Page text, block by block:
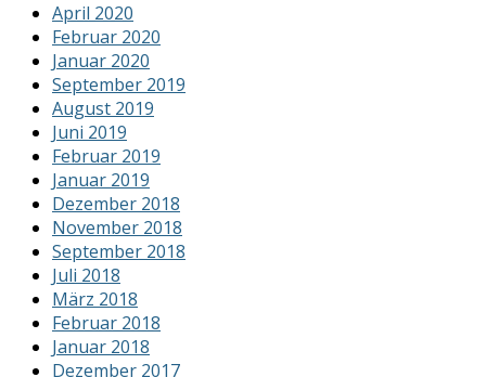
April 2020
Februar 2020
Januar 2020
September 2019
August 2019
Juni 2019
Februar 2019
Januar 2019
Dezember 2018
November 2018
September 2018
Juli 2018
März 2018
Februar 2018
Januar 2018
Dezember 2017